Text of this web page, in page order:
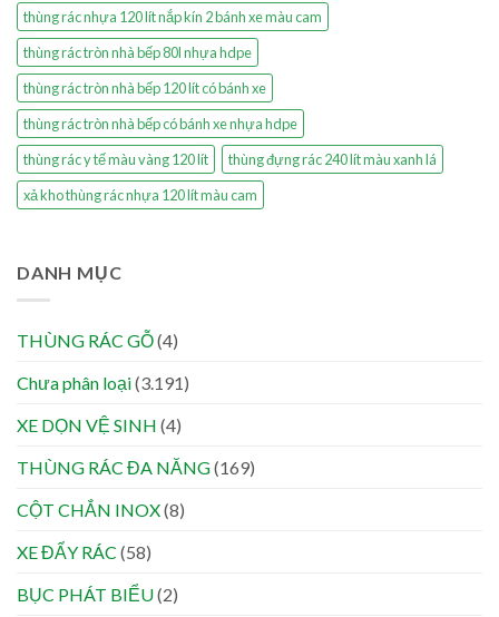
thùng rác nhựa 120 lít nắp kín 2 bánh xe màu cam
thùng rác tròn nhà bếp 80l nhựa hdpe
thùng rác tròn nhà bếp 120 lít có bánh xe
thùng rác tròn nhà bếp có bánh xe nhựa hdpe
thùng rác y tế màu vàng 120 lít
thùng đựng rác 240 lít màu xanh lá
xả kho thùng rác nhựa 120 lít màu cam
DANH MỤC
THÙNG RÁC GỖ(4)
Chưa phân loại(3.191)
XE DỌN VỆ SINH (4)
THÙNG RÁC ĐA NĂNG(169)
CỘT CHẮN INOX(8)
XE ĐẨY RÁC (58)
BỤC PHÁT BIỂU(2)